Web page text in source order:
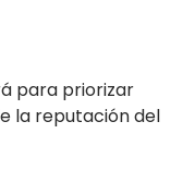
para priorizar
la reputación del